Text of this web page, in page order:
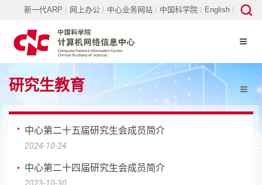
新一代ARP 网上办公 中心业务网站 中国科学院 English
研究生教育
中心第二十五届研究生会成员简介
2024-10-24
中心第二十四届研究生会成员简介